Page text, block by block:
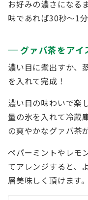
お好みの濃さになる
味であれば30秒～1分
グァバ茶をアイ
濃い目に煮出すか、
を入れて完成！
濃い目の味わいで楽
量の氷を入れて冷蔵
の爽やかなグァバ茶
ペパーミントやレモ
てアレンジすると、
層美味しく頂けます。